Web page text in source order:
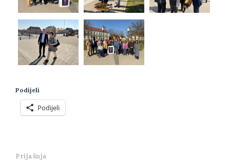
Podijeli
Podijeli
Prijašnja